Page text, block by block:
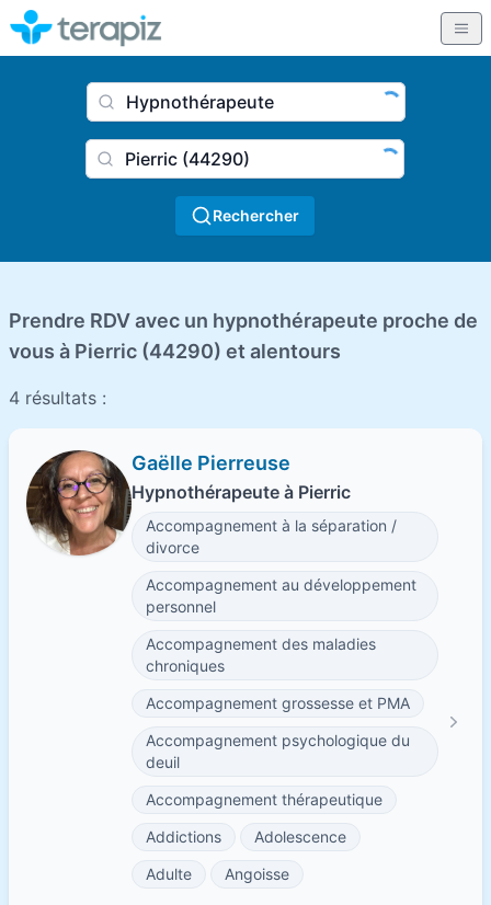
Nom du praticien, profession
Ville
Rechercher
Prendre RDV avec un hypnothérapeute proche de
vous à Pierric (44290) et alentours
4 résultats :
Gaëlle Pierreuse
Hypnothérapeute à Pierric
Accompagnement à la séparation /
divorce
Accompagnement au développement
personnel
Accompagnement des maladies
chroniques
Accompagnement grossesse et PMA
Accompagnement psychologique du
deuil
Accompagnement thérapeutique
Addictions
Adolescence
Adulte
Angoisse